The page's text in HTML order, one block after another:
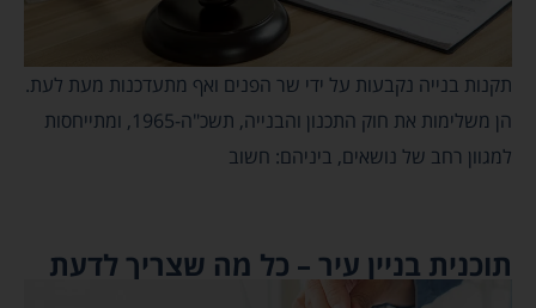
תקנות בנייה נקבעות על ידי שר הפנים ואף מתעדכנות מעת לעת.
הן משלימות את חוק התכנון והבנייה, תשכ"ה-1965, ומתייחסות
למגוון רחב של נושאים, ביניהם: חשוב
תוכנית בניין עיר – כל מה שצריך לדעת